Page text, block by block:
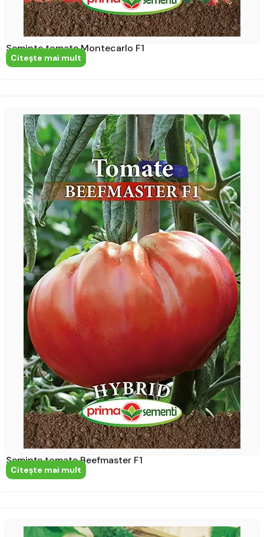
Seminte tomate Montecarlo F1
Citeşte mai mult
Semințe tomate Beefmaster F1
Citeşte mai mult